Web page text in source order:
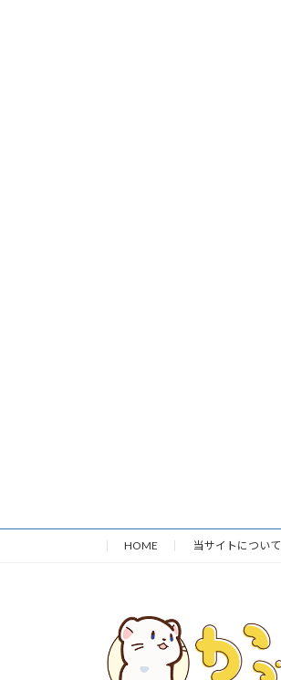
HOME 当サイトについて